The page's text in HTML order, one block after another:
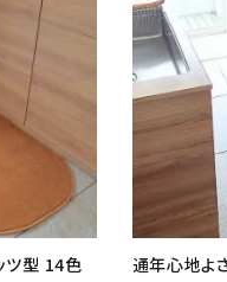
ツ型 14色
通年心地よ